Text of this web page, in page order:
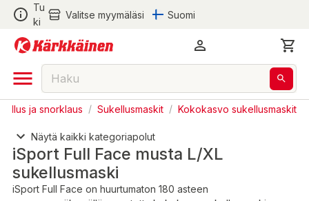
Tu
ki
Valitse myymäläsi Suomi
ja snorklaus / Sukellusmaskit / Kokokasvo sukellusmaskit
Näytä kaikki kategoriapolut
iSport Full Face musta L/XL
sukellusmaski
iSport Full Face on huurtumaton 180 asteen